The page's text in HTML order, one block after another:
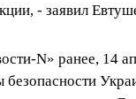
- заявил
N» ранее, 14